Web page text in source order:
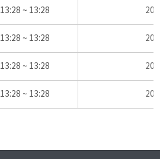
13:28 ~ 13:28
13:28 ~ 13:28
13:28 ~ 13:28
13:28 ~ 13:28